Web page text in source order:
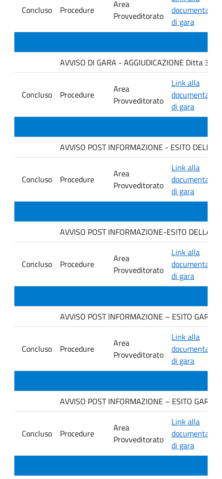
Concluso Procedure
Area
Provveditorato
di gara
AVVISO DI GARA - AGGIUDICAZIONE Ditta 3C
Concluso Procedure
Area
Provveditorato
Link alla
di gara
AVVISO POST INFORMAZIONE - ESITO
Concluso Procedure
Area
Provveditorato
Link alla
di gara
AVVISO POST INFORMAZIONE-ESITO DELLA
Concluso Procedure
Area
Provveditorato
Link alla
di gara
AVVISO POST INFORMAZIONE – ESITO GARA
Concluso Procedure
Area
Provveditorato
Link alla
di gara
AVVISO POST INFORMAZIONE – ESITO GARA
Concluso Procedure
Area
Provveditorato
Link alla
di gara